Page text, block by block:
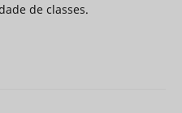
de classes.